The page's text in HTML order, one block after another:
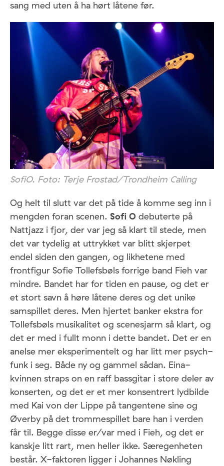
sang med uten å ha hørt låtene før.
SofiO. Foto: Terje Frostad/Trondheim Calling
Og helt til slutt var det på tide å komme seg inn i
mengden foran scenen. Sofi O debuterte på
Nattjazz i fjor, der var jeg så klart til stede, men
det var tydelig at uttrykket var blitt skjerpet
endel siden den gangen, og likhetene med
frontfigur Sofie Tollefsbøls forrige band Fieh var
mindre. Bandet har for tiden en pause, og det er
et stort savn å høre låtene deres og det unike
samspillet deres. Men hjertet banker ekstra for
Tollefsbøls musikalitet og scenesjarm så klart, og
det er med i fullt monn i dette bandet. Det er en
anelse mer eksperimentelt og har litt mer psych-
funk i seg. Både ny og gammel sådan. Eina-
kvinnen straps on en raff bassgitar i store deler av
konserten, og det er et mer konsentrert lydbilde
med Kai von der Lippe på tangentene sine og
Øverby på det trommespillet bare han i verden
får til. Begge disse er/var med i Fieh, og det er
kanskje litt rart, men heller ikke. Særegenheten
består. X-faktoren ligger i Johannes Nøkling